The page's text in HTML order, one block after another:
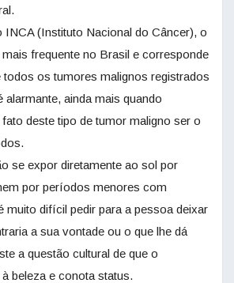
INCA (Instituto Nacional do Câncer), o
frequente no Brasil e corresponde
todos os tumores malignos registrados
ainda mais quando
deste tipo de tumor maligno ser o
se expor diretamente ao sol por
por períodos menores com
muito difícil pedir para a pessoa deixar
a sua vontade ou o que lhe dá
a questão cultural de que o
beleza e conota status.